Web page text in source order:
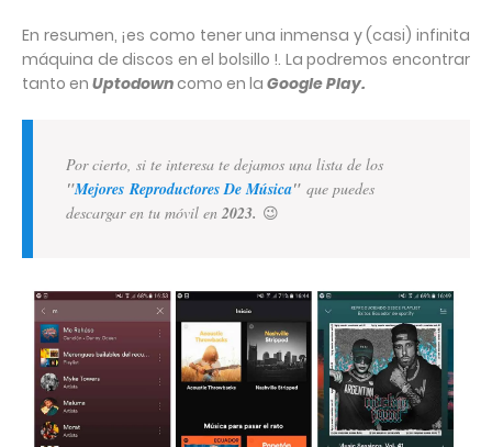
En resumen, ¡es como tener una inmensa y (casi) infinita
máquina de discos en el bolsillo !. La podremos encontrar
tanto en Uptodowncomo en la Google Play.
Por cierto, si te interesa te dejamos una lista de los
"Mejores Reproductores De Música" que puedes
descargar en tu móvil en2023. 😉